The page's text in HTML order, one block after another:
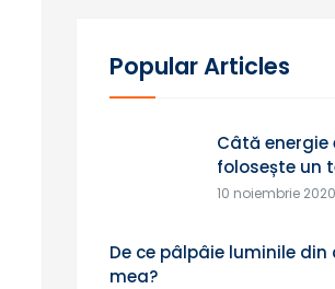
Popular Articles
Câtă energie
folosește un
10 noiembrie 2020
De ce pâlpâie luminile din
mea?